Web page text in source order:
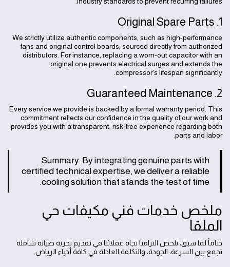
1. Original Spare Parts
We strictly utilize authentic components, such as high-performance
fans and original control boards, sourced directly from authorized
distributors. For instance, replacing a worn-out capacitor with an
original one prevents electrical surges and extends the
compressor's lifespan significantly.
2. Guaranteed Maintenance
Every service we provide is backed by a formal warranty period. This
commitment reflects our confidence in the quality of our work and
provides you with a transparent, risk-free experience regarding both
parts and labor.
Summary: By integrating genuine parts with
certified technical expertise, we deliver a reliable
cooling solution that stands the test of time.
ملخص خدمات فني مكيفات حي
الملقا
ختاماً لما سبق، نلخص التزامنا تجاه عملائنا في تقديم تجربة صيانة شاملة
تجمع بين السرعة، الجودة، والتكلفة العادلة في كافة أحياء الرياض.